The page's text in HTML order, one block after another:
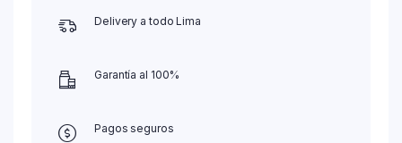
Delivery a todo Lima
Garantía al 100%
Pagos seguros